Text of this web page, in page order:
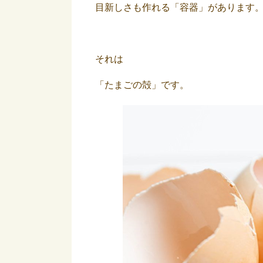
目新しさも作れる「容器」があります
それは
「たまごの殻」です。